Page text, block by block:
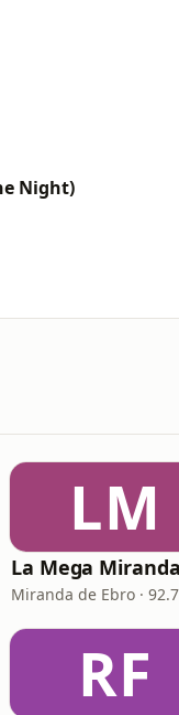
Night)
LM
La Mega Miranda
Miranda de Ebro ·
RF